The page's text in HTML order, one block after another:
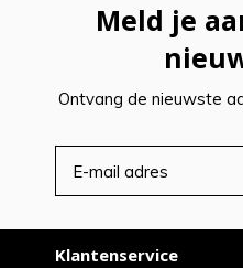
Meld je
Ontvang de nieuwste
Klantenservice